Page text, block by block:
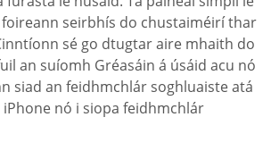
foireann seirbhís do chustaiméirí thar
sé go dtugtar aire mhaith do
an suíomh Gréasáin á úsáid acu nó
siad an feidhmchlár soghluaiste atá
nó i siopa feidhmchlár